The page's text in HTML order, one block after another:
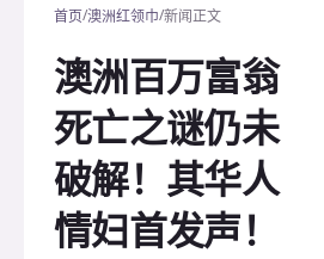
首页/澳洲红领巾/新闻正文
澳洲百万富翁
死亡之谜仍未
破解！其华人
情妇首发声！